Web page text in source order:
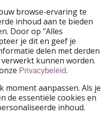
HolidayPirates
VoyagesPirates
Urlaubspiraten
ViajerosPiratas
browse-ervaring te
inhoud aan te bieden
Door op "Alles
je dit en geef je
delen met derden
verwerkt kunnen worden.
Privacybeleid.
moment aanpassen. Als je
de essentiële cookies en
inhoud.